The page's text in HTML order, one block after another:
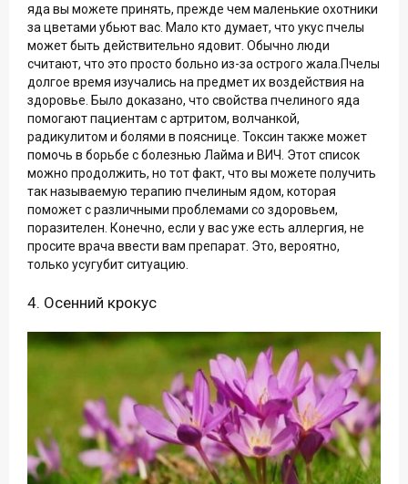
яда вы можете принять, прежде чем маленькие охотники
за цветами убьют вас. Мало кто думает, что укус пчелы
может быть действительно ядовит. Обычно люди
считают, что это просто больно из-за острого жала.Пчелы
долгое время изучались на предмет их воздействия на
здоровье. Было доказано, что свойства пчелиного яда
помогают пациентам с артритом, волчанкой,
радикулитом и болями в пояснице. Токсин также может
помочь в борьбе с болезнью Лайма и ВИЧ. Этот список
можно продолжить, но тот факт, что вы можете получить
так называемую терапию пчелиным ядом, которая
поможет с различными проблемами со здоровьем,
поразителен. Конечно, если у вас уже есть аллергия, не
просите врача ввести вам препарат. Это, вероятно,
только усугубит ситуацию.
4. Осенний крокус